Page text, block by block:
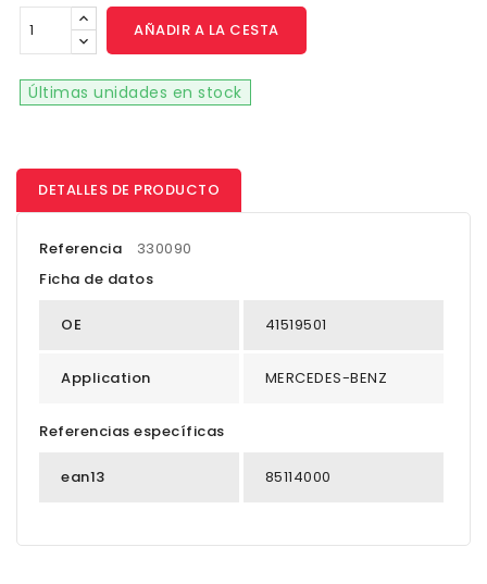
AÑADIR A LA CESTA
Últimas unidades en stock
DETALLES DE PRODUCTO
Referencia
330090
Ficha de datos
OE 41519501
Application MERCEDES-BENZ
Referencias específicas
ean13 85114000